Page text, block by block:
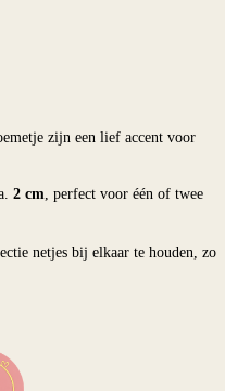
zijn een lief accent voor
2 cm , perfect voor één of twee
netjes bij elkaar te houden, zo